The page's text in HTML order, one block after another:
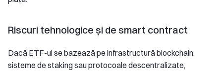
Riscuri tehnologice și de smart contract
Dacă ETF-ul se bazează pe infrastructură blockchain,
sisteme de staking sau protocoale descentralizate,